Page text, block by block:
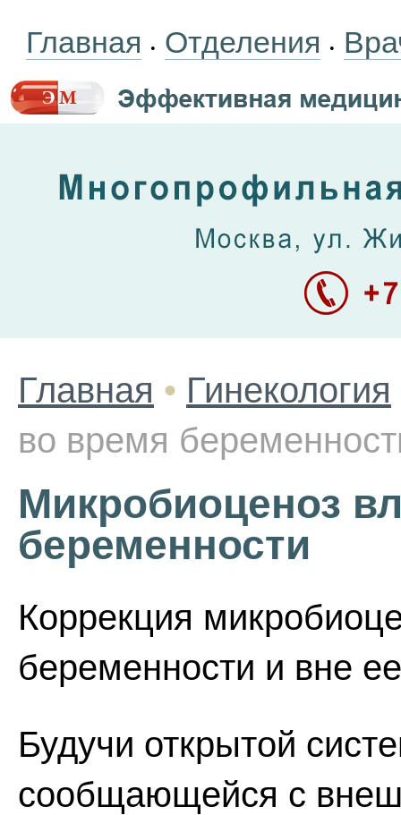
Главная • Отделения •
Главная • Гинекология
во время
Микробиоценоз
беременности
Коррекция
беременности и вне
Будучи открытой
сообщающейся с